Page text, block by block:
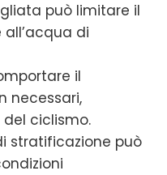
può limitare il
di
il
necessari,
del ciclismo.
stratificazione può